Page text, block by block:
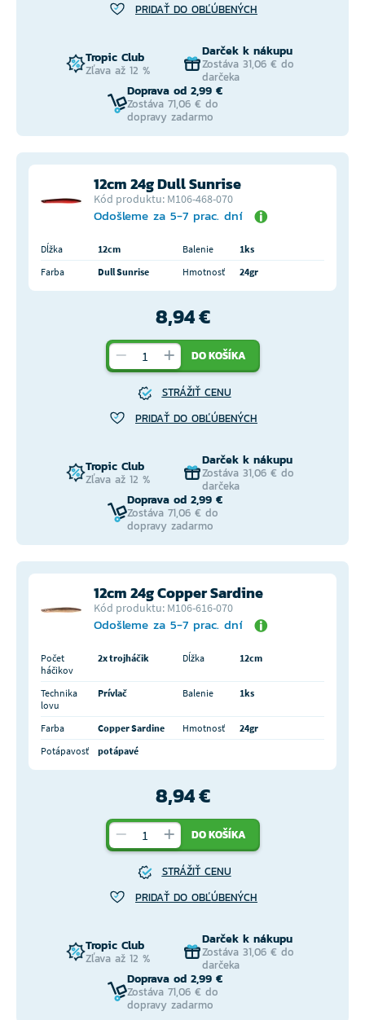
PRIDAŤ DO OBĽÚBENÝCH
Tropic Club
Zľava až 12 %
Darček k nákupu
Zostáva 31,06 € do
darčeka
Doprava od 2,99 €
Zostáva 71,06 € do
dopravy zadarmo
12cm 24g Dull Sunrise
Kód produktu: M106-468-070
Odošleme za 5-7 prac. dní
Dĺžka 12cm Balenie
1ks
Farba
Dull Sunrise Hmotnosť 24gr
8,94 €
DO KOŠÍKA
STRÁŽIŤ CENU
PRIDAŤ DO OBĽÚBENÝCH
Tropic Club
Zľava až 12 %
Darček k nákupu
Zostáva 31,06 € do
darčeka
Doprava od 2,99 €
Zostáva 71,06 € do
dopravy zadarmo
12cm 24g Copper Sardine
Kód produktu: M106-616-070
Odošleme za 5-7 prac. dní
Počet
háčikov
2x trojháčik Dĺžka 12cm
Technika
lovu
Prívlač Balenie 1ks
Farba Copper Sardine Hmotnosť
24gr
Potápavosť
potápavé
8,94 €
DO KOŠÍKA
STRÁŽIŤ CENU
PRIDAŤ DO OBĽÚBENÝCH
Tropic Club
Zľava až 12 %
Darček k nákupu
Zostáva 31,06 € do
darčeka
Doprava od 2,99 €
Zostáva 71,06 € do
dopravy zadarmo